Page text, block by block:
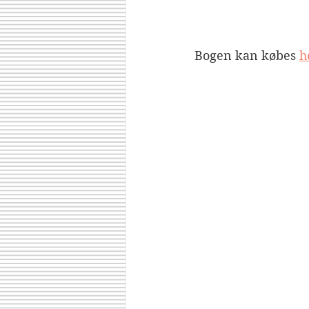
Bogen kan købes